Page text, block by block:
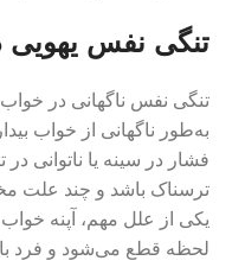
تنگی نفس یهویی
تنگی نفس ناگهانی در
به‌طور ناگهانی از خواب
فشار در سینه یا ناتوانی
ترسناک باشد و چند علت
یکی از علل مهم، آپنه
لحظه قطع می‌شود و فرد